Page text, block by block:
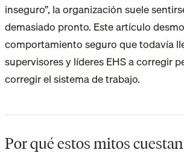
inseguro”, la organización suele
demasiado pronto. Este artículo
comportamiento seguro que todavía
supervisores y líderes EHS a corregir
corregir el sistema de trabajo.
Por qué estos mitos